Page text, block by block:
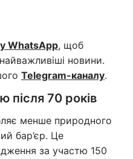
WhatsApp, щоб
новини.
Telegram-каналу.
після 70 років
менше природного
бар’єр. Це
за участю 150